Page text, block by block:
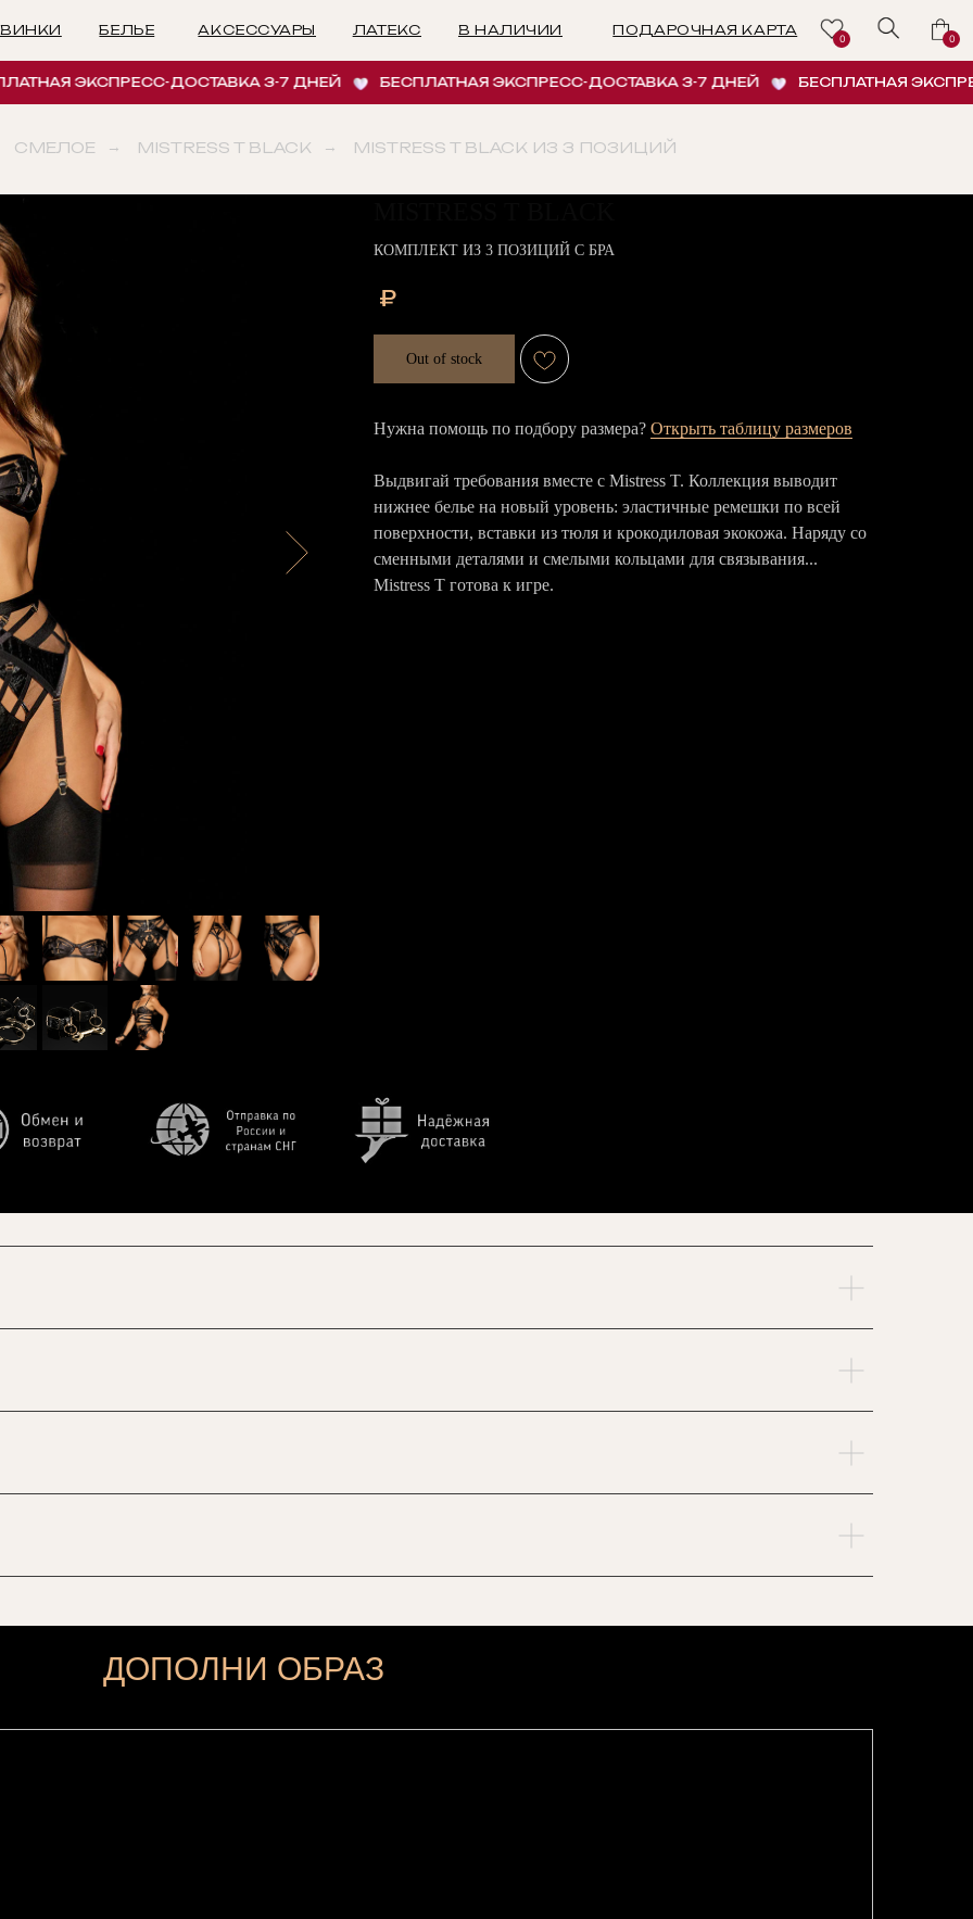
ЛАТЕКС
БЕЛЬЕ ПОДАРОЧНАЯ КАРТА
В НАЛИЧИИ
АКСЕССУАРЫ
0 0
ЭКСПРЕСС-ДОСТАВКА 3-7 ДНЕЙ БЕСПЛАТНАЯ ЭКСПРЕСС-ДОСТАВКА 3-7 ДНЕЙ БЕСПЛАТНАЯ ЭКСПРЕСС-
СМЕЛОЕ → MISTRESS T BLACK → MISTRESS T BLACK ИЗ 3 ПОЗИЦИЙ
КОМПЛЕКТ ИЗ 3 ПОЗИЦИЙ С БРА
₽
Out of stock
Нужна помощь по подбору размера? Открыть таблицу размеров
Выдвигай требования вместе с Mistress T. Коллекция выводит
нижнее белье на новый уровень: эластичные ремешки по всей
поверхности, вставки из тюля и крокодиловая экокожа. Наряду со
сменными деталями и смелыми кольцами для связывания...
Mistress T готова к игре.
ДОПОЛНИ ОБРАЗ